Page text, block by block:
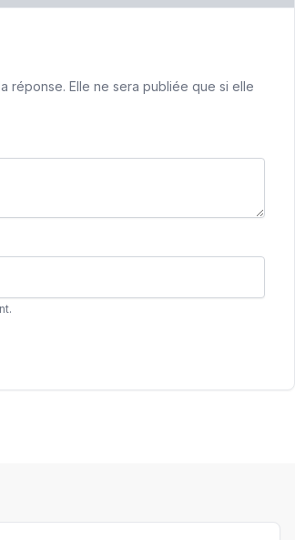
réponse. Elle ne sera publiée que si elle